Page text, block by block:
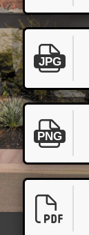
JPG
PNG